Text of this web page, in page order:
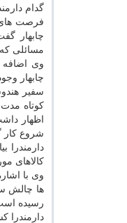
گدام
فرصت
چابهار
مسائلی
وی اضافه
چابهار
سفیر
كوتاه
شروع
كالاهای
وی با
رسیده
دارمندرا